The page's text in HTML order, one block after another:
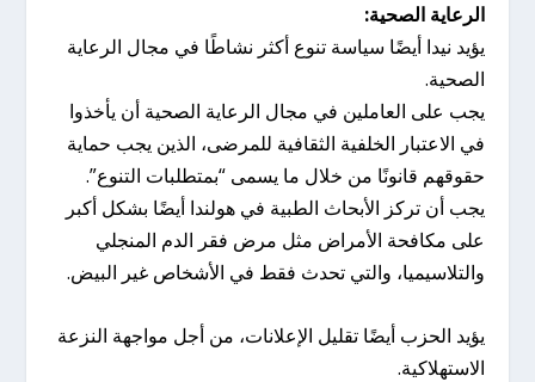
الرعاية الصحية:
يؤيد نيدا أيضًا سياسة تنوع أكثر نشاطًا في مجال الرعاية
الصحية.
يجب على العاملين في مجال الرعاية الصحية أن يأخذوا
في الاعتبار الخلفية الثقافية للمرضى، الذين يجب حماية
حقوقهم قانونًا من خلال ما يسمى “بمتطلبات التنوع”.
يجب أن تركز الأبحاث الطبية في هولندا أيضًا بشكل أكبر
على مكافحة الأمراض مثل مرض فقر الدم المنجلي
والتلاسيميا، والتي تحدث فقط في الأشخاص غير البيض.
يؤيد الحزب أيضًا تقليل الإعلانات، من أجل مواجهة النزعة
الاستهلاكية.